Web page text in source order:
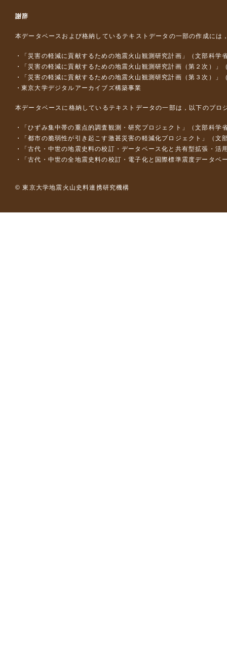
謝辞
本データベースおよび格納しているテキストデータの一部の作成には
「災害の軽減に貢献するための地震火山観測研究計画」（文部科学
「災害の軽減に貢献するための地震火山観測研究計画（第２次）」
「災害の軽減に貢献するための地震火山観測研究計画（第３次）」
東京大学デジタルアーカイブズ構築事業
本データベースに格納しているテキストデータの一部は，以下のプロ
「ひずみ集中帯の重点的調査観測・研究プロジェクト」（文部科
「都市の脆弱性が引き起こす激甚災害の軽減化プロジェクト」（
「古代・中世の地震史料の校訂・データベース化と共有型拡張・
「古代・中世の全地震史料の校訂・電子化と国際標準震度データ
© 東京大学地震火山史料連携研究機構